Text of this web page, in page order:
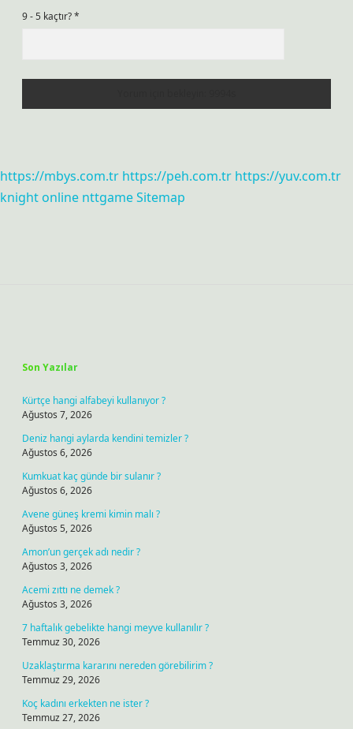
9 - 5 kaçtır?*
https://mbys.com.tr https://peh.com.tr https://yuv.com.tr
knight online nttgameSitemap
Son Yazılar
Kürtçe hangi alfabeyi kullanıyor ?
Ağustos 7, 2026
Deniz hangi aylarda kendini temizler ?
Ağustos 6, 2026
Kumkuat kaç günde bir sulanır ?
Ağustos 6, 2026
Avene güneş kremi kimin malı ?
Ağustos 5, 2026
Amon’un gerçek adı nedir ?
Ağustos 3, 2026
Acemi zıttı ne demek ?
Ağustos 3, 2026
7 haftalık gebelikte hangi meyve kullanılır ?
Temmuz 30, 2026
Uzaklaştırma kararını nereden görebilirim ?
Temmuz 29, 2026
Koç kadını erkekten ne ister ?
Temmuz 27, 2026